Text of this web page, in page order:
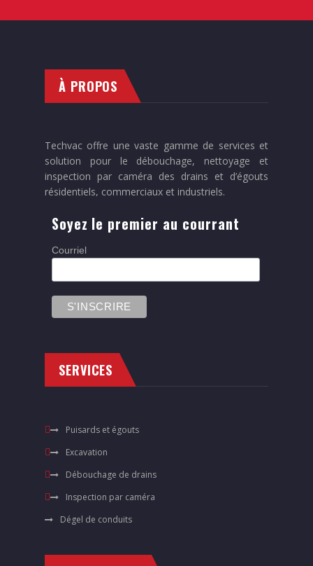
À PROPOS
Techvac offre une vaste gamme de services et
solution pour le débouchage, nettoyage et
inspection par caméra des drains et d’égouts
résidentiels, commerciaux et industriels.
Soyez le premier au courrant
Courriel
SERVICES
Puisards et égouts
Excavation
Débouchage de drains
Inspection par caméra
Dégel de conduits